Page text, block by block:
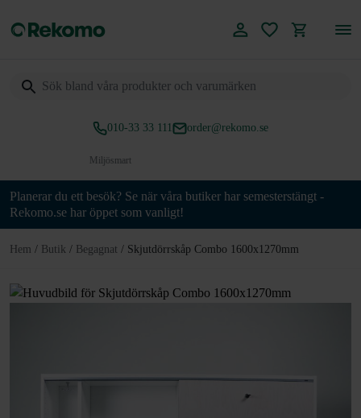
010-33 33 111 order@rekomo.se
Planerar du ett besök? Se när våra butiker har semesterstängt -
Rekomo.se har öppet som vanligt!
Hem / Butik / Begagnat / Skjutdörrskåp Combo 1600x1270mm